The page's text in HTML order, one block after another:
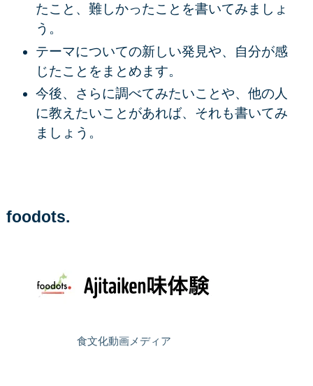
たこと、難しかったことを書いてみましょ
う。
テーマについての新しい発見や、自分が感
じたことをまとめます。
今後、さらに調べてみたいことや、他の人
に教えたいことがあれば、それも書いてみ
ましょう。
foodots.
食文化動画メディア